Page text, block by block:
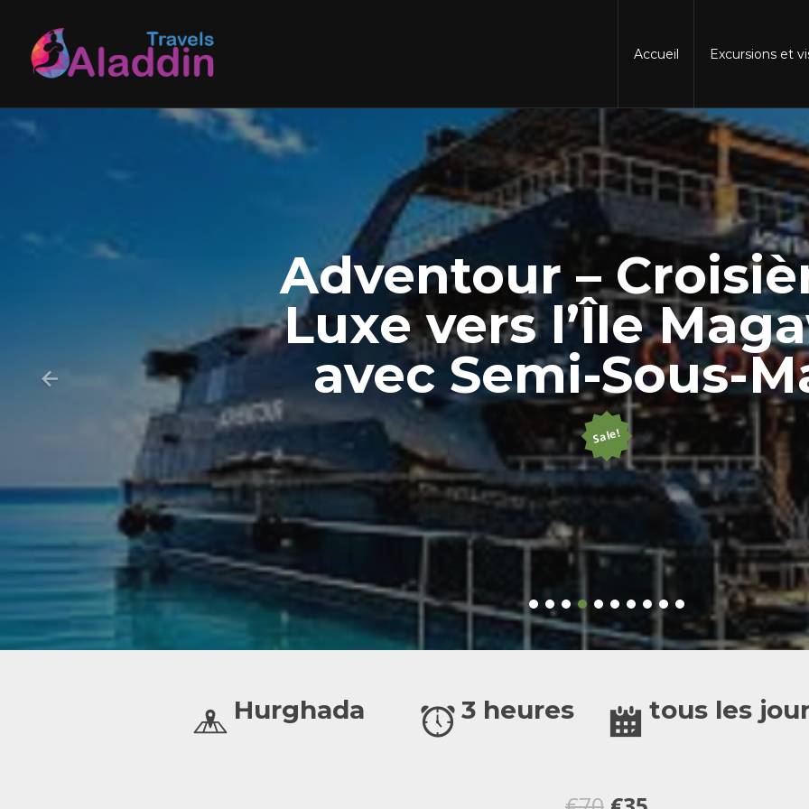
content
Accueil Excursions et
Adventour –
Luxe vers l’Île
avec Semi-Sous-
Sale!
Hurghada 3 heures tous les